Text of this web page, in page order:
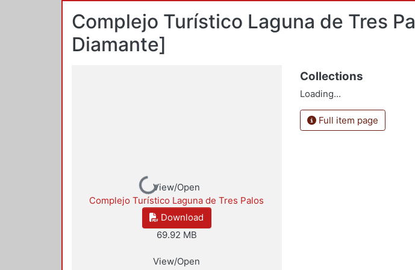
Complejo Turístico Laguna de Tres
Diamante]
Loading...
View/Open
Complejo Turístico Laguna de Tres Palos
Download
69.92 MB
View/Open
Collections
Loading...
Full item page